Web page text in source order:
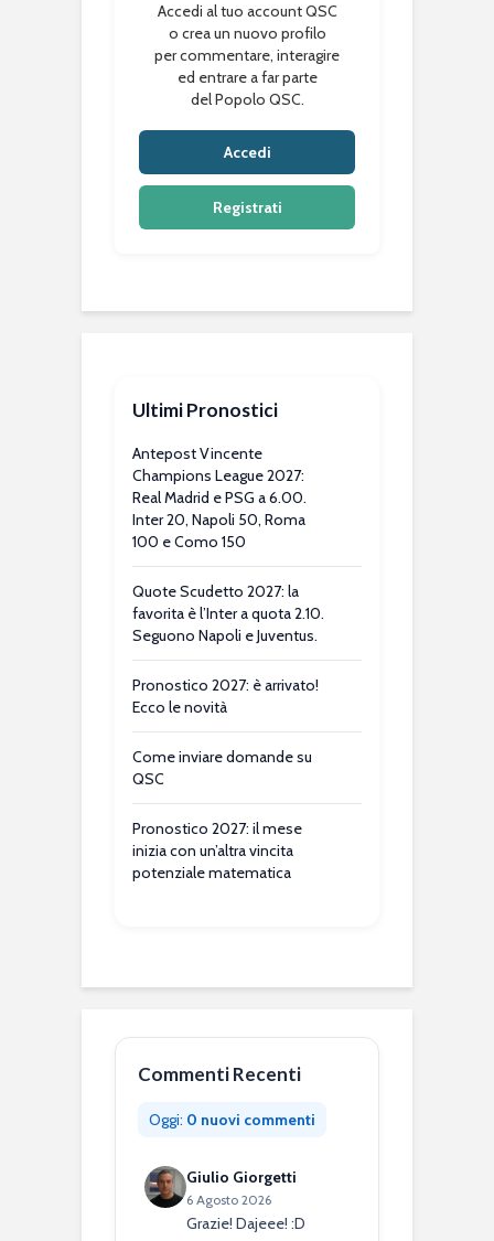
Accedi al tuo account QSC
o crea un nuovo profilo
per commentare, interagire
ed entrare a far parte
del Popolo QSC.
Accedi
Registrati
Ultimi Pronostici
Antepost Vincente
Champions League 2027:
Real Madrid e PSG a 6.00.
Inter 20, Napoli 50, Roma
100 e Como 150
Quote Scudetto 2027: la
favorita è l’Inter a quota 2.10.
Seguono Napoli e Juventus.
Pronostico 2027: è arrivato!
Ecco le novità
Come inviare domande su
QSC
Pronostico 2027: il mese
inizia con un’altra vincita
potenziale matematica
Commenti Recenti
Oggi: 0 nuovi commenti
Giulio Giorgetti
6 Agosto 2026
Grazie! Dajeee! :D